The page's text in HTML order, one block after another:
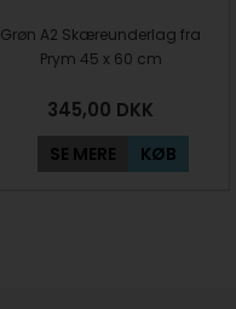
Grøn A2 Skæreunderlag fra
Prym 45 x 60 cm
345,00 DKK
SE MERE KØB